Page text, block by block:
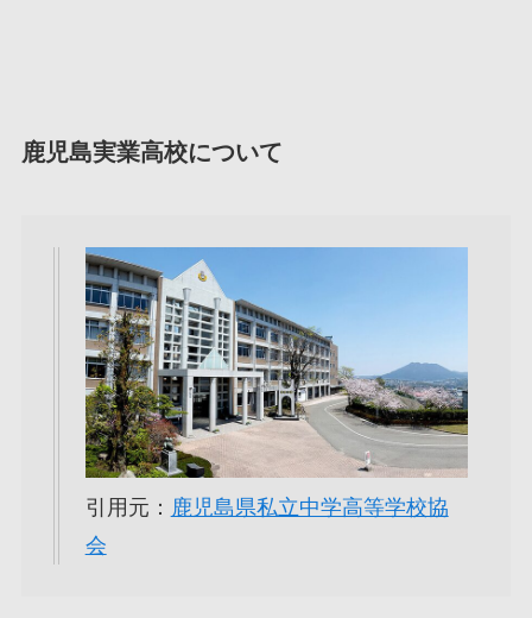
鹿児島実業高校について
引用元： 鹿児島県私立中学高等学校協
会